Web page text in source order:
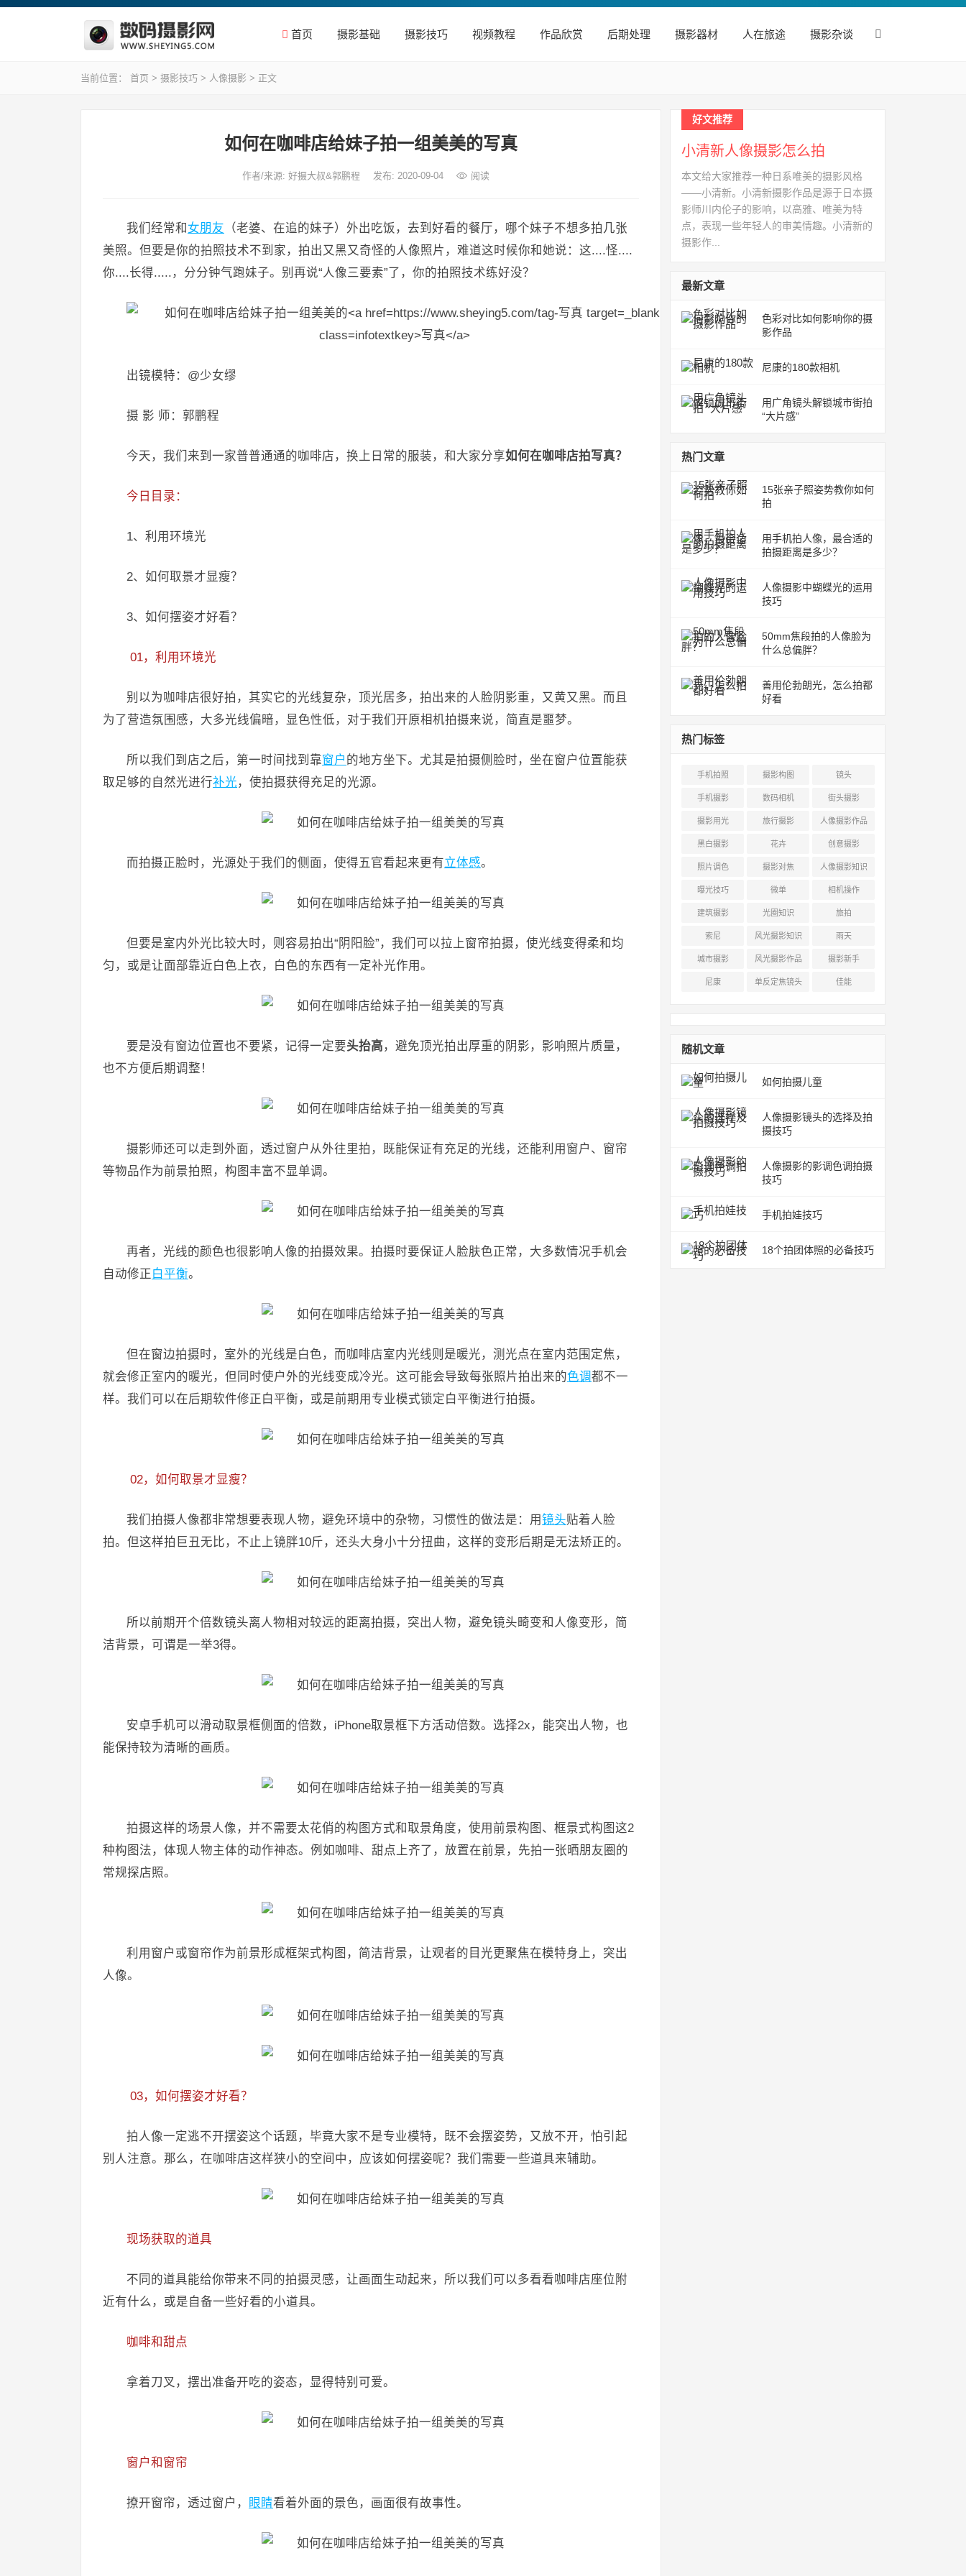
首页 摄影基础 摄影技巧 视频教程 作品欣赏 后期处理 摄影器材 人在旅途 摄影杂谈
当前位置： 首页 > 摄影技巧 > 人像摄影 > 正文
如何在咖啡店给妹子拍一组美美的写真
作者/来源: 好摄大叔&郭鹏程 发布: 2020-09-04 阅读
我们经常和 女朋友 （老婆、在追的妹子）外出吃饭，去到好看的餐厅，哪个妹子不想多拍几张
美照。但要是你的拍照技术不到家，拍出又黑又奇怪的人像照片，难道这时候你和她说：这....怪....
你....长得.....，分分钟气跑妹子。别再说“人像三要素”了，你的拍照技术练好没？
出镜模特：@少女缪
摄 影 师：郭鹏程
今天，我们来到一家普普通通的咖啡店，换上日常的服装，和大家分享如何在咖啡店拍写真？
今日目录：
1、利用环境光
2、如何取景才显瘦？
3、如何摆姿才好看？
01，利用环境光
别以为咖啡店很好拍，其实它的光线复杂，顶光居多，拍出来的人脸阴影重，又黄又黑。而且
为了营造氛围感，大多光线偏暗，显色性低，对于我们开原相机拍摄来说，简直是噩梦。
所以我们到店之后，第一时间找到靠窗户 的地方坐下。尤其是拍摄侧脸时，坐在窗户位置能获
取足够的自然光进行补光 ，使拍摄获得充足的光源。
而拍摄正脸时，光源处于我们的侧面，使得五官看起来更有立体感。
但要是室内外光比较大时，则容易拍出“阴阳脸”，我们可以拉上窗帘拍摄，使光线变得柔和均
匀，或是让面部靠近白色上衣，白色的东西有一定补光作用。
要是没有窗边位置也不要紧，记得一定要头抬高，避免顶光拍出厚重的阴影，影响照片质量，
也不方便后期调整！
摄影师还可以走到外面，透过窗户从外往里拍，既能保证有充足的光线，还能利用窗户、窗帘
等物品作为前景拍照，构图丰富不显单调。
再者，光线的颜色也很影响人像的拍摄效果。拍摄时要保证人脸肤色正常，大多数情况手机会
自动修正 白平衡。
但在窗边拍摄时，室外的光线是白色，而咖啡店室内光线则是暖光，测光点在室内范围定焦，
就会修正室内的暖光，但同时使户外的光线变成冷光。这可能会导致每张照片拍出来的色调都不一
样。我们可以在后期软件修正白平衡，或是前期用专业模式锁定白平衡进行拍摄。
02，如何取景才显瘦？
我们拍摄人像都非常想要表现人物，避免环境中的杂物，习惯性的做法是：用镜头贴着人脸
拍。但这样拍巨丑无比，不止上镜胖10斤，还头大身小十分扭曲，这样的变形后期是无法矫正的。
所以前期开个倍数镜头离人物相对较远的距离拍摄，突出人物，避免镜头畸变和人像变形，简
洁背景，可谓是一举3得。
安卓手机可以滑动取景框侧面的倍数，iPhone取景框下方活动倍数。选择2x，能突出人物，也
能保持较为清晰的画质。
拍摄这样的场景人像，并不需要太花俏的构图方式和取景角度，使用前景构图、框景式构图这2
种构图法，体现人物主体的动作神态。例如咖啡、甜点上齐了，放置在前景，先拍一张晒朋友圈的
常规探店照。
利用窗户或窗帘作为前景形成框架式构图，简洁背景，让观者的目光更聚焦在模特身上，突出
人像。
03，如何摆姿才好看？
拍人像一定逃不开摆姿这个话题，毕竟大家不是专业模特，既不会摆姿势，又放不开，怕引起
别人注意。那么，在咖啡店这样狭小的空间中，应该如何摆姿呢？我们需要一些道具来辅助。
现场获取的道具
不同的道具能给你带来不同的拍摄灵感，让画面生动起来，所以我们可以多看看咖啡店座位附
近有什么，或是自备一些好看的小道具。
咖啡和甜点
拿着刀叉，摆出准备开吃的姿态，显得特别可爱。
窗户和窗帘
撩开窗帘，透过窗户， 眼睛看着外面的景色，画面很有故事性。
好文推荐
小清新人像摄影怎么拍
本文给大家推荐一种日系唯美的摄影风格
——小清新。小清新摄影作品是源于日本摄
影师川内伦子的影响，以高雅、唯美为特
点，表现一些年轻人的审美情趣。小清新的
摄影作...
最新文章
色彩对比如何影响你的摄
影作品
尼康的180款相机
用广角镜头解锁城市街拍
“大片感”
热门文章
15张亲子照姿势教你如何
拍
用手机拍人像，最合适的
拍摄距离是多少？
人像摄影中蝴蝶光的运用
技巧
50mm焦段拍的人像脸为
什么总偏胖？
善用伦勃朗光，怎么拍都
好看
热门标签
手机拍照 摄影构图 镜头
手机摄影 数码相机 街头摄影
摄影用光 旅行摄影 人像摄影作品
黑白摄影 花卉 创意摄影
照片调色 摄影对焦 人像摄影知识
曝光技巧 微单 相机操作
建筑摄影 光圈知识 旅拍
索尼 风光摄影知识 雨天
城市摄影 风光摄影作品 摄影新手
尼康 单反定焦镜头 佳能
随机文章
如何拍摄儿童
人像摄影镜头的选择及拍
摄技巧
人像摄影的影调色调拍摄
技巧
手机拍娃技巧
18个拍团体照的必备技巧